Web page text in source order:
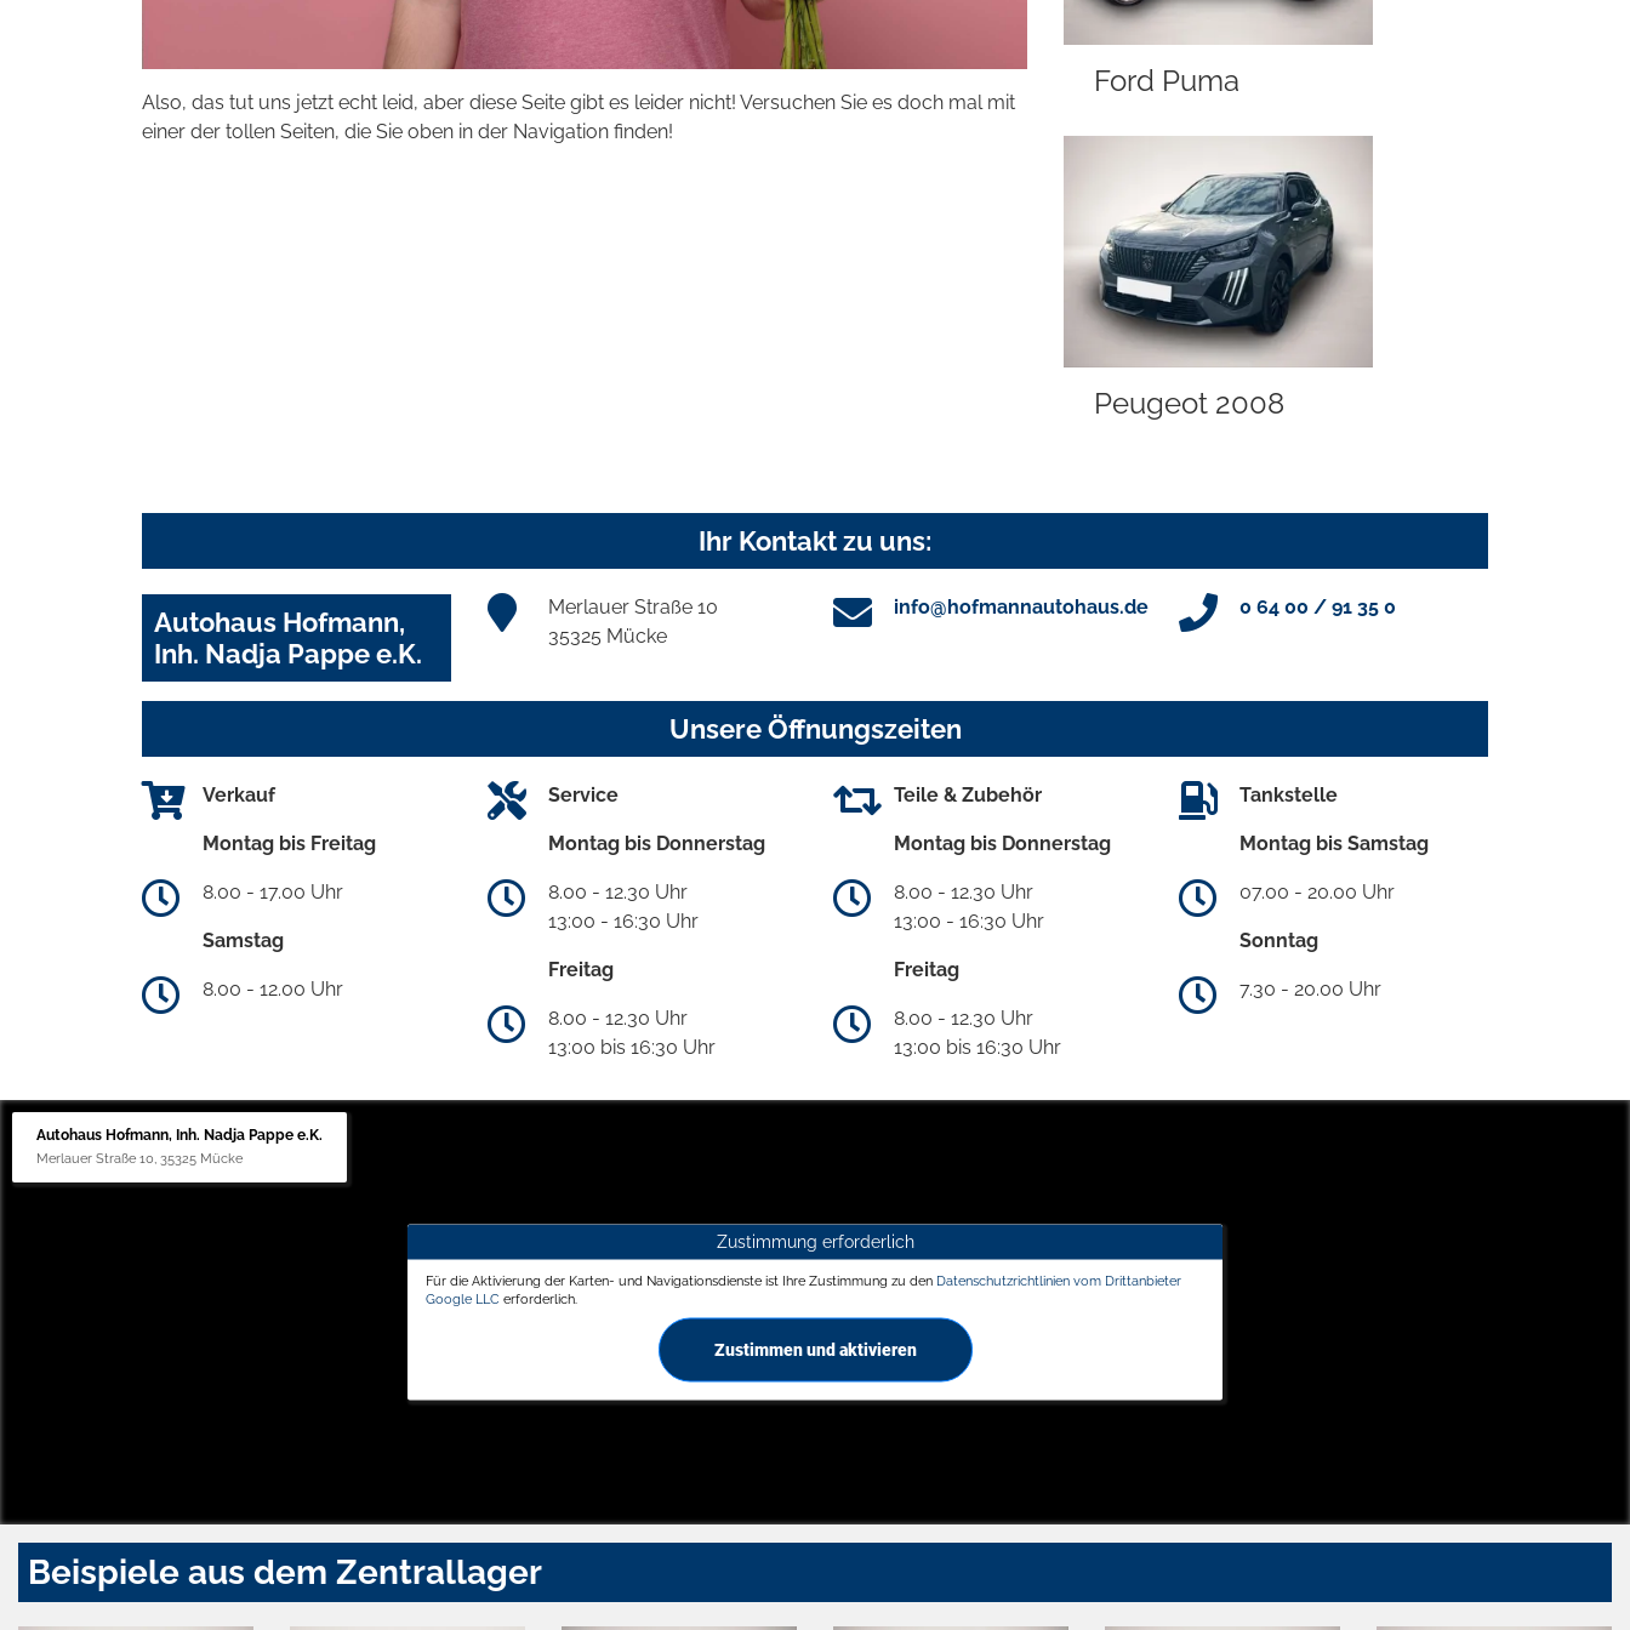
Also, das tut uns jetzt echt leid, aber diese Seite gibt es leider nicht! Versuchen Sie es doch mal mit
einer der tollen Seiten, die Sie oben in der Navigation finden!
Ford Puma
Peugeot 2008
Ihr Kontakt zu uns:
Autohaus Hofmann,
Inh. Nadja Pappe e.K.
Merlauer Straße 10
35325 Mücke
info@hofmannautohaus.de 0 64 00 / 91 35 0
Unsere Öffnungszeiten
Verkauf
Montag bis Freitag
8.00 - 17.00 Uhr
Samstag
8.00 - 12.00 Uhr
Service
Montag bis Donnerstag
8.00 - 12.30 Uhr
13:00 - 16:30 Uhr
Freitag
8.00 - 12.30 Uhr
13:00 bis 16:30 Uhr
Teile & Zubehör
Montag bis Donnerstag
8.00 - 12.30 Uhr
13:00 - 16:30 Uhr
Freitag
8.00 - 12.30 Uhr
13:00 bis 16:30 Uhr
Tankstelle
Montag bis Samstag
07.00 - 20.00 Uhr
Sonntag
7.30 - 20.00 Uhr
Autohaus Hofmann, Inh. Nadja Pappe e.K.
Merlauer Straße 10, 35325 Mücke
Zustimmung erforderlich
Für die Aktivierung der Karten- und Navigationsdienste ist Ihre Zustimmung zu den Datenschutzrichtlinien vom Drittanbieter
Google LLC erforderlich.
Zustimmen und aktivieren
Beispiele aus dem Zentrallager